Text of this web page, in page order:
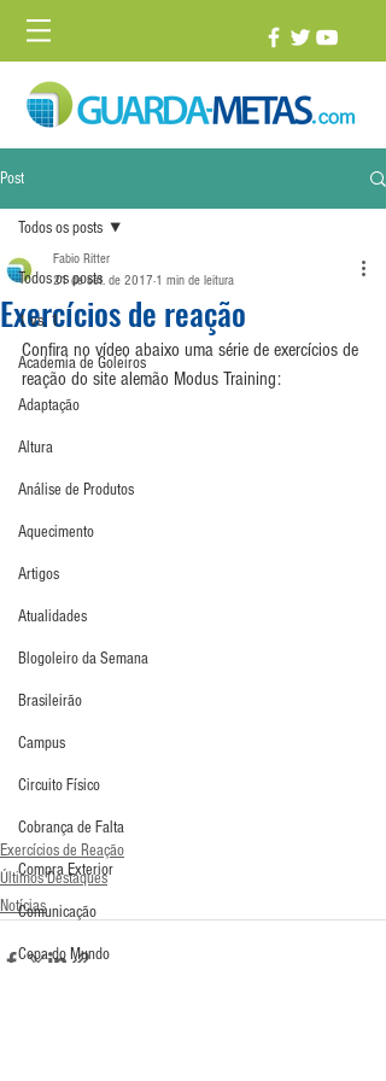
Post
Todos os posts
1 vs. 1
Academia de Goleiros
Adaptação
Altura
Análise de Produtos
Aquecimento
Artigos
Atualidades
Blogoleiro da Semana
Brasileirão
Campus
Circuito Físico
Cobrança de Falta
Compra Exterior
Comunicação
Copa do Mundo
Todos os posts
Exercícios de reação
Fabio Ritter
21 de set. de 2017 1 min de leitura
Confira no vídeo abaixo uma série de exercícios de
reação do site alemão Modus Training:
Exercícios de Reação
Últimos Destaques
Notícias